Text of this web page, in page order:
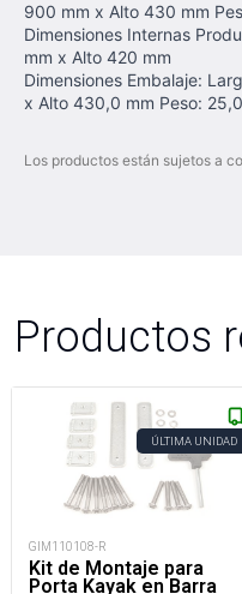
900 mm x Alto 430 mm
Dimensiones Internas
mm x Alto 420 mm
Dimensiones Embalaje:
x Alto 430,0 mm Peso:
Los productos están sujetos a
Productos
ÚLTIMA UNIDAD
GIM110108-R
Kit de Montaje para
Porta Kayak en Barra